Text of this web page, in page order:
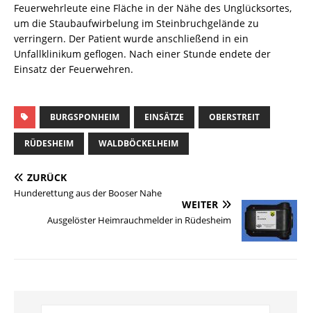
Feuerwehrleute eine Fläche in der Nähe des Unglücksortes,
um die Staubaufwirbelung im Steinbruchgelände zu
verringern. Der Patient wurde anschließend in ein
Unfallklinikum geflogen. Nach einer Stunde endete der
Einsatz der Feuerwehren.
BURGSPONHEIM EINSÄTZE OBERSTREIT
RÜDESHEIM WALDBÖCKELHEIM
ZURÜCK
Hunderettung aus der Booser Nahe
WEITER
Ausgelöster Heimrauchmelder in Rüdesheim